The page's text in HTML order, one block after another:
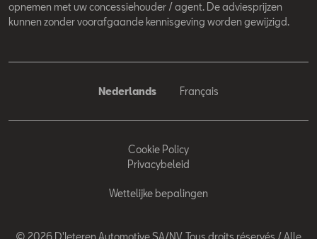
opnemen met uw concessiehouder / agent. De adviesprijzen
kunnen zonder voorafgaande kennisgeving worden gewijzigd.
Wettelijke bepalingen
Cookie Policy
Privacybeleid
Nederlands Français
© 2026 D'Ieteren Automotive SA/NV. Tous droits réservés / Alle